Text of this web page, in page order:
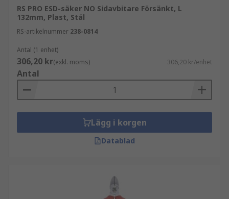
RS PRO ESD-säker NO Sidavbitare Försänkt, L
132mm, Plast, Stål
RS-artikelnummer 238-0814
Antal (1 enhet)
306,20 kr(exkl. moms) 306,20 kr/enhet
Antal
Lägg i korgen
Datablad